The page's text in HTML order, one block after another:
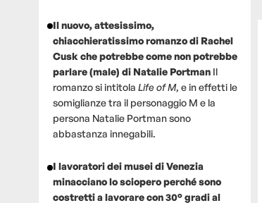
Il nuovo, attesissimo,
chiacchieratissimo romanzo di Rachel
Cusk che potrebbe come non potrebbe
parlare (male) di Natalie Portman Il
romanzo si intitola Life of M, e in effetti le
somiglianze tra il personaggio M e la
persona Natalie Portman sono
abbastanza innegabili.
I lavoratori dei musei di Venezia
minacciano lo sciopero perché sono
costretti a lavorare con 30° gradi al